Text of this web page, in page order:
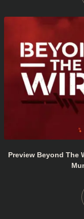
Preview Beyond The